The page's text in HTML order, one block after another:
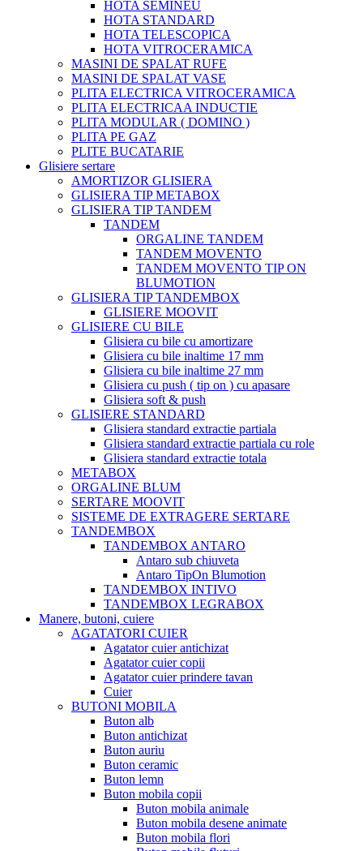
HOTA SEMINEU
HOTA STANDARD
HOTA TELESCOPICA
HOTA VITROCERAMICA
MASINI DE SPALAT RUFE
MASINI DE SPALAT VASE
PLITA ELECTRICA VITROCERAMICA
PLITA ELECTRICAA INDUCTIE
PLITA MODULAR ( DOMINO )
PLITA PE GAZ
PLITE BUCATARIE
Glisiere sertare
AMORTIZOR GLISIERA
GLISIERA TIP METABOX
GLISIERA TIP TANDEM
TANDEM
ORGALINE TANDEM
TANDEM MOVENTO
TANDEM MOVENTO TIP ON
BLUMOTION
GLISIERA TIP TANDEMBOX
GLISIERE MOOVIT
GLISIERE CU BILE
Glisiera cu bile cu amortizare
Glisiera cu bile inaltime 17 mm
Glisiera cu bile inaltime 27 mm
Glisiera cu push ( tip on ) cu apasare
Glisiera soft & push
GLISIERE STANDARD
Glisiera standard extractie partiala
Glisiera standard extractie partiala cu role
Glisiera standard extractie totala
METABOX
ORGALINE BLUM
SERTARE MOOVIT
SISTEME DE EXTRAGERE SERTARE
TANDEMBOX
TANDEMBOX ANTARO
Antaro sub chiuveta
Antaro TipOn Blumotion
TANDEMBOX INTIVO
TANDEMBOX LEGRABOX
Manere, butoni, cuiere
AGATATORI CUIER
Agatator cuier antichizat
Agatator cuier copii
Agatator cuier prindere tavan
Cuier
BUTONI MOBILA
Buton alb
Buton antichizat
Buton auriu
Buton ceramic
Buton lemn
Buton mobila copii
Buton mobila animale
Buton mobila desene animate
Buton mobila flori